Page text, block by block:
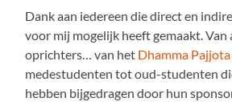
Dank aan iedereen die direct en
voor mij mogelijk heeft gemaakt.
oprichters… van het Dhamma
medestudenten tot oud-studenten
hebben bijgedragen door hun